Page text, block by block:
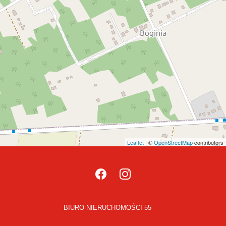
Leaflet | ©OpenStreetMapcontributors
BIURO NIERUCHOMOŚCI 55